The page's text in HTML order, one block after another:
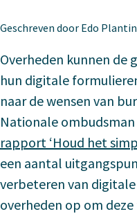
Geschreven door Edo
Overheden kunnen de
hun digitale
naar de wensen van
Nationale
rapport ‘Houd het
een aantal
verbeteren van
overheden op om